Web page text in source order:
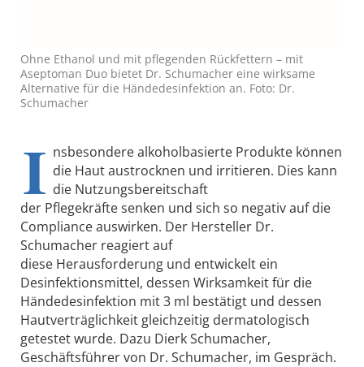
Ohne Ethanol und mit pflegenden Rückfettern – mit
Aseptoman Duo bietet Dr. Schumacher eine wirksame
Alternative für die Händedesinfektion an. Foto: Dr.
Schumacher
I nsbesondere alkoholbasierte Produkte können
die Haut austrocknen und irritieren. Dies kann
die Nutzungsbereitschaft
der Pflegekräfte senken und sich so negativ auf die
Compliance auswirken. Der Hersteller Dr.
Schumacher reagiert auf
diese Herausforderung und entwickelt ein
Desinfektionsmittel, dessen Wirksamkeit für die
Händedesinfektion mit 3 ml bestätigt und dessen
Hautverträglichkeit gleichzeitig dermatologisch
getestet wurde. Dazu Dierk Schumacher,
Geschäftsführer von Dr. Schumacher, im Gespräch.